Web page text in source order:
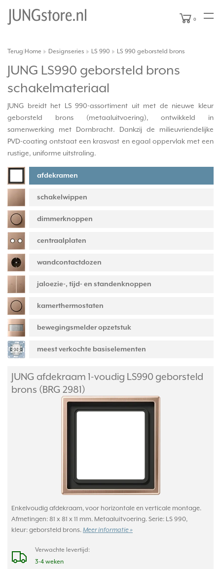
0
Terug Home Designseries LS 990 LS 990 geborsteld brons
JUNG LS990 geborsteld brons
schakelmateriaal
JUNG breidt het LS 990-assortiment uit met de nieuwe kleur
geborsteld brons (metaaluitvoering), ontwikkeld in
samenwerking met Dornbracht. Dankzij de milieuvriendelijke
PVD-coating ontstaat een krasvast en egaal oppervlak met een
rustige, uniforme uitstraling.
afdekramen
schakelwippen
dimmerknoppen
centraalplaten
wandcontactdozen
jaloezie-, tijd- en standenknoppen
kamerthermostaten
bewegingsmelder opzetstuk
meest verkochte basiselementen
JUNG afdekraam 1-voudig LS990 geborsteld
brons (BRG 2981)
Enkelvoudig afdekraam, voor horizontale en verticale montage.
Afmetingen: 81 x 81 x 11 mm. Metaaluitvoering. Serie: LS 990,
kleur: geborsteld brons. Meer informatie »
Verwachte levertijd:
3-4 weken